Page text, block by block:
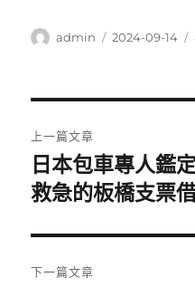
作
admin
發
2024-09-14
章
導
覽
上一篇文章
上
一
文
章:
日本包車專人鑑
救急的板橋支票
下一篇文章